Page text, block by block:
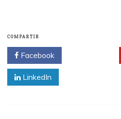
COMPARTIR
Facebook
LinkedIn